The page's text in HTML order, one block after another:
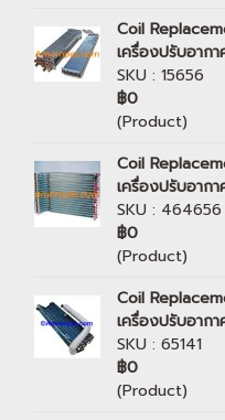
Coil
เครื่องปรับอาก
SKU : 15656
฿0
(Product)
Coil
เครื่องปรับอากา
SKU : 464656
฿0
(Product)
Coil
เครื่องปรับอากา
SKU : 65141
฿0
(Product)